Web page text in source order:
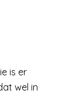
is er
wel in